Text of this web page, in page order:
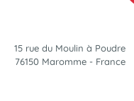
15 rue du Moulin à Poudre
76150 Maromme - France